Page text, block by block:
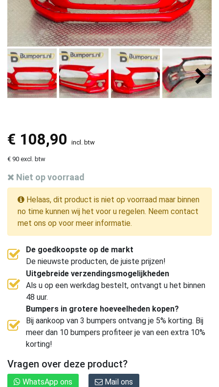
€ 108,90 incl. btw
€ 90 excl. btw
Niet op voorraad
Helaas, dit product is niet op voorraad maar binnen
no time kunnen wij het voor u regelen. Neem contact
met ons op voor meer informatie.
De goedkoopste op de markt
De nieuwste producten, de juiste prijzen!
Uitgebreide verzendingsmogelijkheden
Als u op een werkdag bestelt, ontvangt u het binnen
48 uur.
Bumpers in grotere hoeveelheden kopen?
Bij aankoop van 3 bumpers ontvang je 5% korting. Bij
meer dan 10 bumpers profiteer je van een extra 10%
korting!
Vragen over deze product?
WhatsApp ons Mail ons